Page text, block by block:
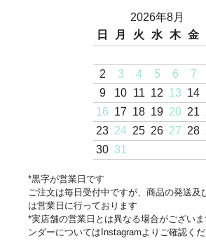
2026年8月
日
月 火 水 木 金
2
3 4 5 6 7
9
10 11 12 13 14
16 17 18 19 20 21
23 24 25 26 27 28
30 31
*黒字が営業日です
ご注文は毎日受付中ですが、商品の発送及
は営業日に行っております
*実店舗の営業日とは異なる場合がござい
ンダーについてはInstagramよりご確認くだ